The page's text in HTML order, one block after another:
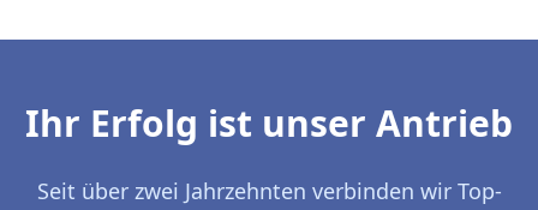
Ihr Erfolg ist unser Antrieb
Seit über zwei Jahrzehnten verbinden wir Top-